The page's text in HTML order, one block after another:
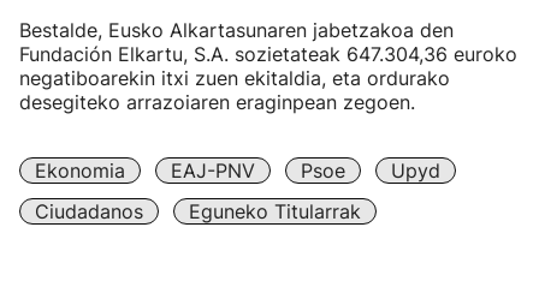
Bestalde, Eusko Alkartasunaren jabetzakoa den
Fundación Elkartu, S.A. sozietateak 647.304,36 euroko
negatiboarekin itxi zuen ekitaldia, eta ordurako
desegiteko arrazoiaren eraginpean zegoen.
Ekonomia EAJ-PNV Psoe
Upyd
Ciudadanos
Eguneko Titularrak